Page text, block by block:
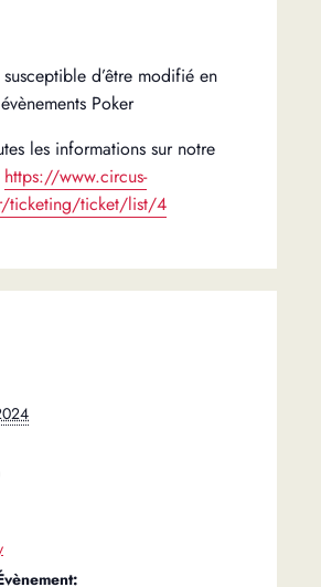
d’être modifié en
Poker
les informations sur notre
https://www.circus-
ticketing/ticket/list/4